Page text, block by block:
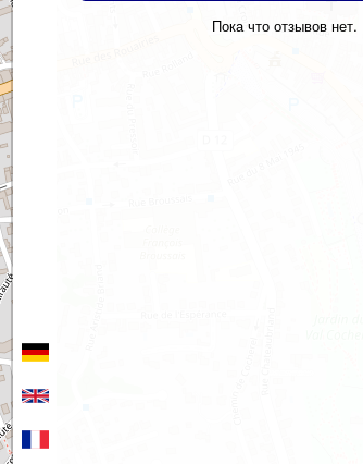
Пока что отзывов нет.